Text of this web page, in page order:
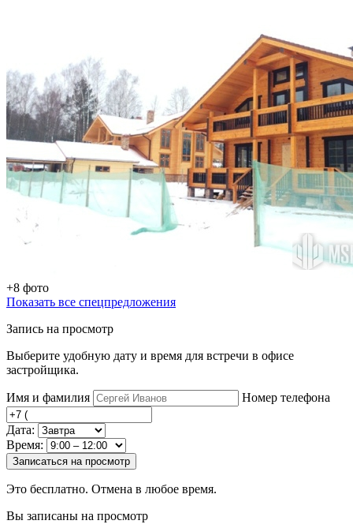
+8 фото
Показать все спецпредложения
Запись на просмотр
Выберите удобную дату и время для встречи в офисе
застройщика.
Имя и фамилия Номер телефона
Дата:
Время:
Записаться на просмотр
Это бесплатно. Отмена в любое время.
Вы записаны на просмотр